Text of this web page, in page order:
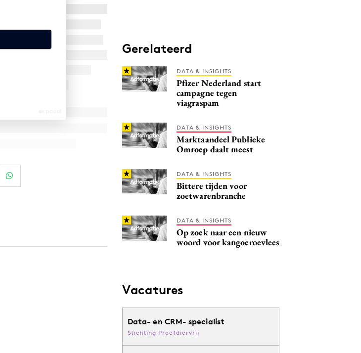
Gerelateerd
DATA & INSIGHTS
Pfizer Nederland start
campagne tegen
viagraspam
DATA & INSIGHTS
Marktaandeel Publieke
Omroep daalt meest
DATA & INSIGHTS
Bittere tijden voor
zoetwarenbranche
DATA & INSIGHTS
Op zoek naar een nieuw
woord voor kangoeroevlees
Vacatures
Data- en CRM- specialist
Stichting Proefdiervrij